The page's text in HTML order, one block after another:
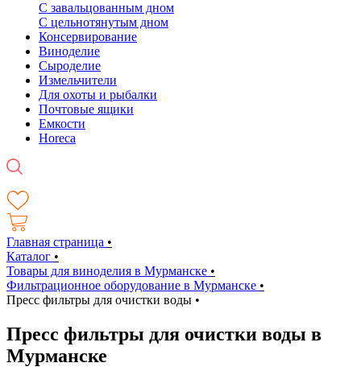
С завальцованным дном
С цельнотянутым дном
Консервирование
Виноделие
Сыроделие
Измельчители
Для охоты и рыбалки
Почтовые ящики
Емкости
Horeca
Главная страница •
Каталог •
Товары для виноделия в Мурманске •
Фильтрационное оборудование в Мурманске •
Пресс фильтры для очистки воды •
Пресс фильтры для очистки воды в
Мурманске